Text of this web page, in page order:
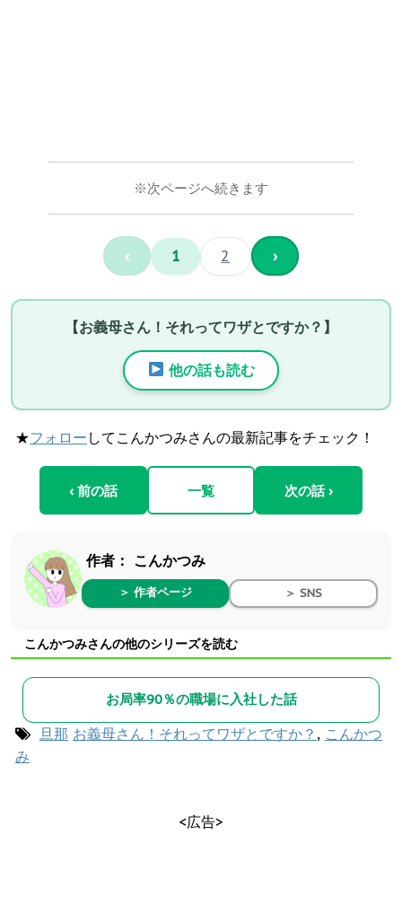
※次ページへ続きます
‹ 1 2 ›
【お義母さん！それってワザとですか？】
他の話も読む
★フォロー してこんかつみさんの最新記事をチェック！
‹ 前の話 一覧 次の話 ›
作者： こんかつみ
＞ 作者ページ ＞ SNS
こんかつみさんの他のシリーズを読む
お局率90％の職場に入社した話
旦那 お義母さん！それってワザとですか？ , こんかつ
み
<広告>